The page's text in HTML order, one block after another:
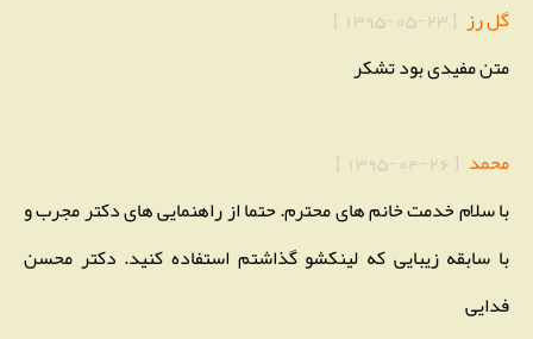
گل رز [
1395-05-23
]
متن مفیدی بود تشکر
محمد [
1395-04-26
]
با سلام خدمت خانم های محترم. حتما از راهنمایی های دکتر مجرب و
با سابقه زیبایی که لینکشو گذاشتم استفاده کنید. دکتر محسن
فدایی